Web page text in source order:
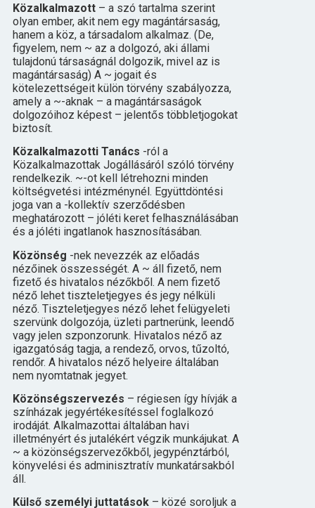
Közalkalmazott– a szó tartalma szerint
olyan ember, akit nem egy magántársaság,
hanem a köz, a társadalom alkalmaz. (De,
figyelem, nem ~ az a dolgozó, aki állami
tulajdonú társaságnál dolgozik, mivel az is
magántársaság) A ~ jogait és
kötelezettségeit külön törvény szabályozza,
amely a ~-aknak – a magántársaságok
dolgozóihoz képest – jelentős többletjogokat
biztosít.
Közalkalmazotti Tanács -ról a
Közalkalmazottak Jogállásáról szóló törvény
rendelkezik. ~-ot kell létrehozni minden
költségvetési intézménynél. Együttdöntési
joga van a -kollektív szerződésben
meghatározott – jóléti keret felhasználásában
és a jóléti ingatlanok hasznosításában.
Közönség -nek nevezzék az előadás
nézőinek összességét. A ~ áll fizető, nem
fizető és hivatalos nézőkből. A nem fizető
néző lehet tiszteletjegyes és jegy nélküli
néző. Tiszteletjegyes néző lehet felügyeleti
szervünk dolgozója, üzleti partnerünk, leendő
vagy jelen szponzorunk. Hivatalos néző az
igazgatóság tagja, a rendező, orvos, tűzoltó,
rendőr. A hivatalos néző helyeire általában
nem nyomtatnak jegyet.
Közönségszervezés – régiesen így hívják a
színházak jegyértékesítéssel foglalkozó
irodáját. Alkalmazottai általában havi
illetményért és jutalékért végzik munkájukat. A
~ a közönségszervezőkből, jegypénztárból,
könyvelési és adminisztratív munkatársakból
áll.
Külső személyi juttatások– közé soroljuk a